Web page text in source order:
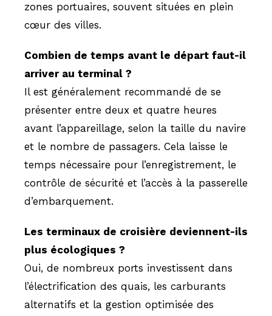
zones portuaires, souvent situées en plein
cœur des villes.
Combien de temps avant le départ faut-il
arriver au terminal ?
Il est généralement recommandé de se
présenter entre deux et quatre heures
avant l’appareillage, selon la taille du navire
et le nombre de passagers. Cela laisse le
temps nécessaire pour l’enregistrement, le
contrôle de sécurité et l’accès à la passerelle
d’embarquement.
Les terminaux de croisière deviennent-ils
plus écologiques ?
Oui, de nombreux ports investissent dans
l’électrification des quais, les carburants
alternatifs et la gestion optimisée des